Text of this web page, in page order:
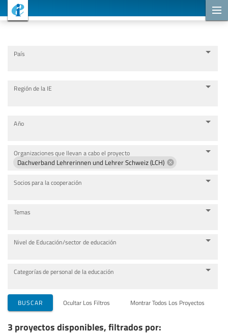
País
Región de la IE
Año
Organizaciones que llevan a cabo el proyecto
Dachverband Lehrerinnen und Lehrer Schweiz (LCH)
Socios para la cooperación
Temas
Nivel de Educación/sector de educación
Categorías de personal de la educación
BUSCAR Ocultar Los Filtros Montrar Todos Los Proyectos
3 proyectos disponibles, filtrados por: